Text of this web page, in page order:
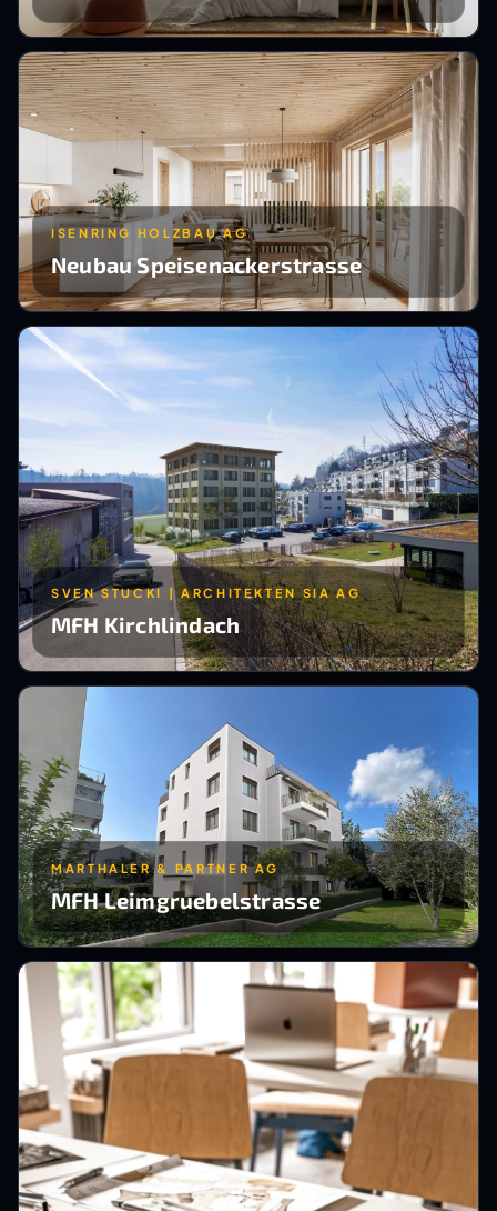
ISENRING HOLZBAU AG
Neubau Speisenackerstrasse
SVEN STUCKI | ARCHITEKTEN SIA AG
MFH Kirchlindach
MARTHALER & PARTNER AG
MFH Leimgruebelstrasse